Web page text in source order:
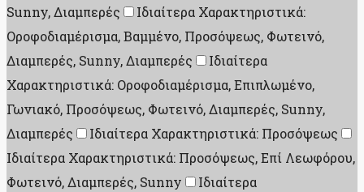
Sunny, Διαμπερές
Ιδιαίτερα Χαρακτηριστικά:
Οροφοδιαμέρισμα, Βαμμένο, Προσόψεως, Φωτεινό,
Διαμπερές, Sunny, Διαμπερές
Ιδιαίτερα
Χαρακτηριστικά: Οροφοδιαμέρισμα, Επιπλωμένο,
Γωνιακό, Προσόψεως, Φωτεινό, Διαμπερές, Sunny,
Διαμπερές
Ιδιαίτερα Χαρακτηριστικά: Προσόψεως
Ιδιαίτερα Χαρακτηριστικά: Προσόψεως, Επί Λεωφόρου,
Φωτεινό, Διαμπερές, Sunny
Ιδιαίτερα